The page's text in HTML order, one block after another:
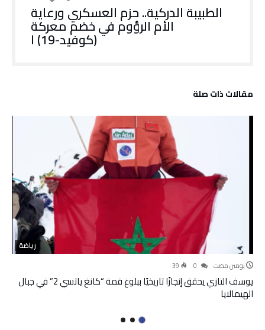
الطبيبة الدركية.. حزم العسكري ورعاية
الأم الرؤوم في خضم معركة
(كوفيد-19) ا
‫مقالات ذات صلة‬
رياضة
‫‫‫‏‫يومين مضت‬ 39
يوسف التازي يحقق إنجازًا تاريخيًا ببلوغ قمة “كانغ ياتسي 2” في جبال
الهيمالايا